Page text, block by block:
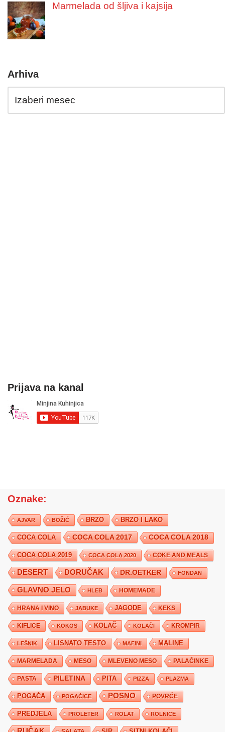
Marmelada od šljiva i kajsija
Arhiva
Prijava na kanal
Oznake:
AJVAR BOŽIĆ BRZO BRZO I LAKO
COCA COLA COCA COLA 2017 COCA COLA 2018
COCA COLA 2019 COCA COLA 2020 COKE AND MEALS
DESERT DORUČAK DR.OETKER FONDAN
GLAVNO JELO HLEB HOMEMADE
HRANA I VINO JABUKE JAGODE KEKS
KIFLICE KOKOS KOLAČ KOLAČI KROMPIR
LEŠNIK LISNATO TESTO MAFINI MALINE
MARMELADA MESO MLEVENO MESO PALAČINKE
PASTA PILETINA PITA PIZZA PLAZMA
POGAČA POGAČICE POSNO POVRĆE
PREDJELA PROLETER ROLAT ROLNICE